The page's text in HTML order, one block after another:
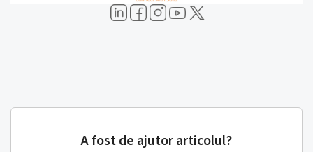
A fost de ajutor articolul?